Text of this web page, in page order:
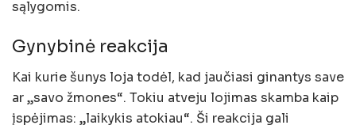
sąlygomis.
Gynybinė reakcija
Kai kurie šunys loja todėl, kad jaučiasi ginantys save
ar „savo žmones“. Tokiu atveju lojimas skamba kaip
įspėjimas: „laikykis atokiau“. Ši reakcija gali